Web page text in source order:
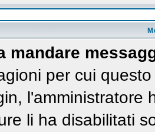
mandare
per cui
l'amministratore
li ha disabilitati